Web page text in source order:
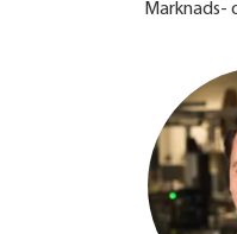
Marknads-